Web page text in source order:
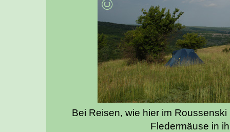
Bei Reisen, wie hierim Roussenski
Fledermäuse in